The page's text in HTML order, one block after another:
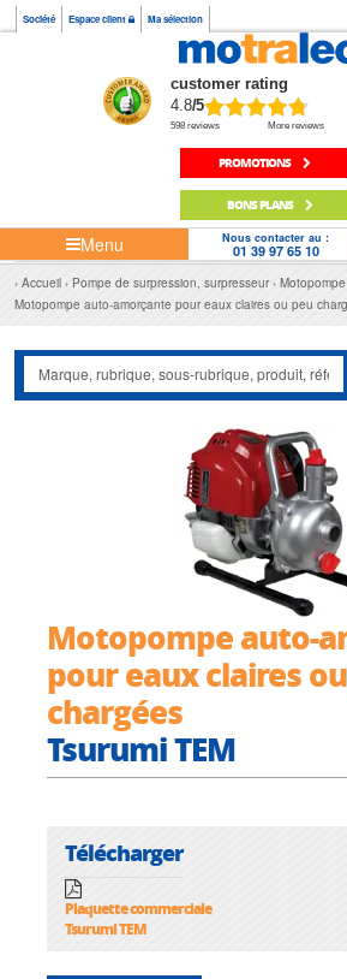
Société Espace client Ma sélection
customer rating
4.8/5
598 reviews More reviews
PROMOTIONS
BONS PLANS
Menu Nous contacter au :
01 39 97 65 10
Accueil Pompe de surpression, surpresseur
Motopompe auto-amorçante pour eaux claires ou peu
Motopompe auto-
pour eaux claires
chargées
Tsurumi TEM
Télécharger
Plaquette commerciale
Tsurumi TEM